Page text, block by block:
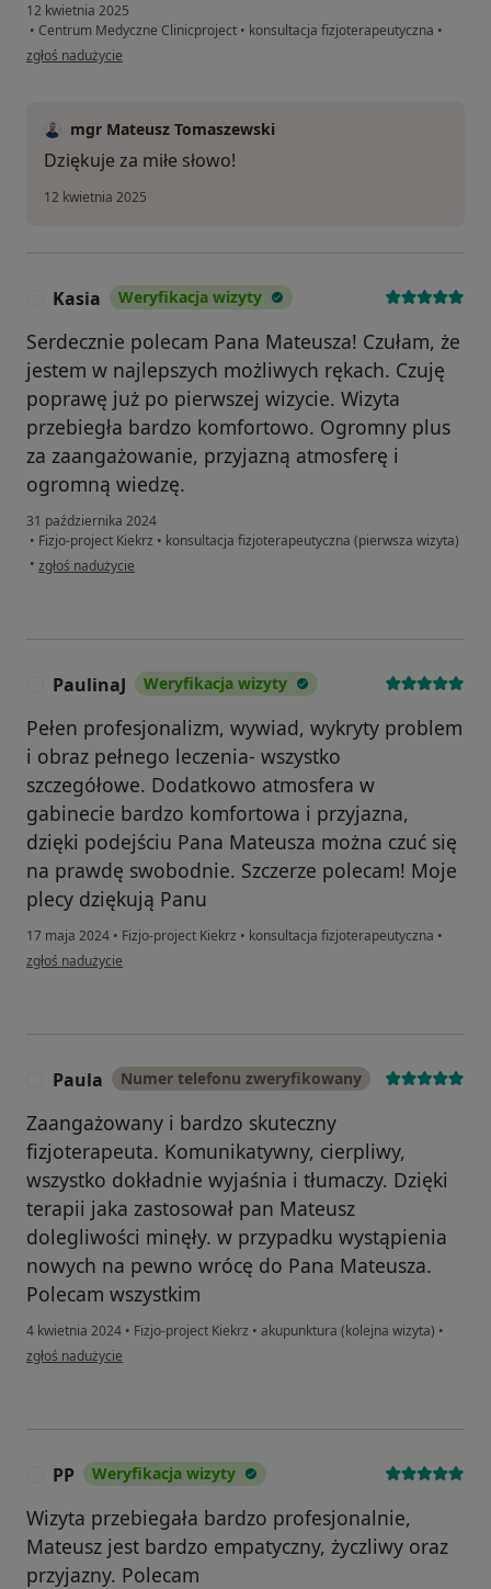
12 kwietnia 2025
• Centrum Medyczne Clinicproject • konsultacja fizjoterapeutyczna •
w opinii użytkownika Dominika
zgłoś nadużycie
mgr Mateusz Tomaszewski
Dziękuje za miłe słowo!
12 kwietnia 2025
Kasia Weryfikacja wizyty
Serdecznie polecam Pana Mateusza! Czułam, że
jestem w najlepszych możliwych rękach. Czuję
poprawę już po pierwszej wizycie. Wizyta
przebiegła bardzo komfortowo. Ogromny plus
za zaangażowanie, przyjazną atmosferę i
ogromną wiedzę.
31 października 2024
• Fizjo-project Kiekrz • konsultacja fizjoterapeutyczna (pierwsza wizyta)
• w opinii użytkownika Kasia
zgłoś nadużycie
PaulinaJ Weryfikacja wizyty
Pełen profesjonalizm, wywiad, wykryty problem
i obraz pełnego leczenia- wszystko
szczegółowe. Dodatkowo atmosfera w
gabinecie bardzo komfortowa i przyjazna,
dzięki podejściu Pana Mateusza można czuć się
na prawdę swobodnie. Szczerze polecam! Moje
plecy dziękują Panu
17 maja 2024 • Fizjo-project Kiekrz • konsultacja fizjoterapeutyczna •
w opinii użytkownika PaulinaJ
zgłoś nadużycie
Paula Numer telefonu zweryfikowany
Zaangażowany i bardzo skuteczny
fizjoterapeuta. Komunikatywny, cierpliwy,
wszystko dokładnie wyjaśnia i tłumaczy. Dzięki
terapii jaka zastosował pan Mateusz
dolegliwości minęły. w przypadku wystąpienia
nowych na pewno wrócę do Pana Mateusza.
Polecam wszystkim
4 kwietnia 2024 • Fizjo-project Kiekrz • akupunktura (kolejna wizyta) •
w opinii użytkownika Paula
zgłoś nadużycie
PP Weryfikacja wizyty
Wizyta przebiegała bardzo profesjonalnie,
Mateusz jest bardzo empatyczny, życzliwy oraz
przyjazny. Polecam